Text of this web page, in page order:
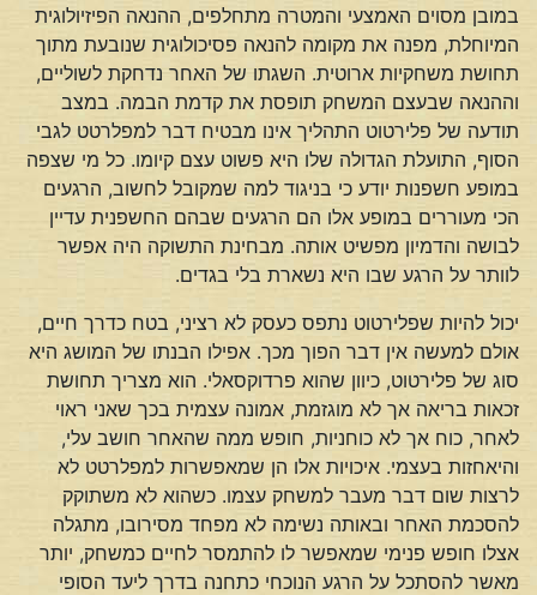
במובן מסוים האמצעי והמטרה מתחלפים, ההנאה הפיזיולוגית
המיוחלת, מפנה את מקומה להנאה פסיכולוגית שנובעת מתוך
תחושת משחקיות ארוטית. השגתו של האחר נדחקת לשוליים,
וההנאה שבעצם המשחק תופסת את קדמת הבמה. במצב
תודעה של פלירטוט התהליך אינו מבטיח דבר למפלרטט לגבי
הסוף, התועלת הגדולה שלו היא פשוט עצם קיומו. כל מי שצפה
במופע חשפנות יודע כי בניגוד למה שמקובל לחשוב, הרגעים
הכי מעוררים במופע אלו הם הרגעים שבהם החשפנית עדיין
לבושה והדמיון מפשיט אותה. מבחינת התשוקה היה אפשר
לוותר על הרגע שבו היא נשארת בלי בגדים.
יכול להיות שפלירטוט נתפס כעסק לא רציני, בטח כדרך חיים,
אולם למעשה אין דבר הפוך מכך. אפילו הבנתו של המושג היא
סוג של פלירטוט, כיוון שהוא פרדוקסאלי. הוא מצריך תחושת
זכאות בריאה אך לא מוגזמת, אמונה עצמית בכך שאני ראוי
לאחר, כוח אך לא כוחניות, חופש ממה שהאחר חושב עלי,
והיאחזות בעצמי. איכויות אלו הן שמאפשרות למפלרטט לא
לרצות שום דבר מעבר למשחק עצמו. כשהוא לא משתוקק
להסכמת האחר ובאותה נשימה לא מפחד מסירובו, מתגלה
אצלו חופש פנימי שמאפשר לו להתמסר לחיים כמשחק, יותר
מאשר להסתכל על הרגע הנוכחי כתחנה בדרך ליעד הסופי